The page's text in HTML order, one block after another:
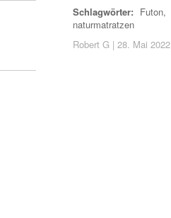
Schlagwörter: Futon,
naturmatratzen
Robert G |28. Mai 2022